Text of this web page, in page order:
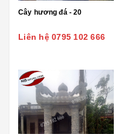
Cây hương đá - 20
Liên hệ 0795 102 666